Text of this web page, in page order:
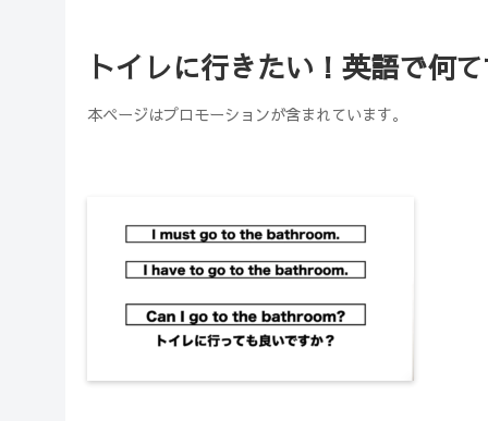
トイレに行きたい！英語で何
本ページはプロモーションが含まれています。